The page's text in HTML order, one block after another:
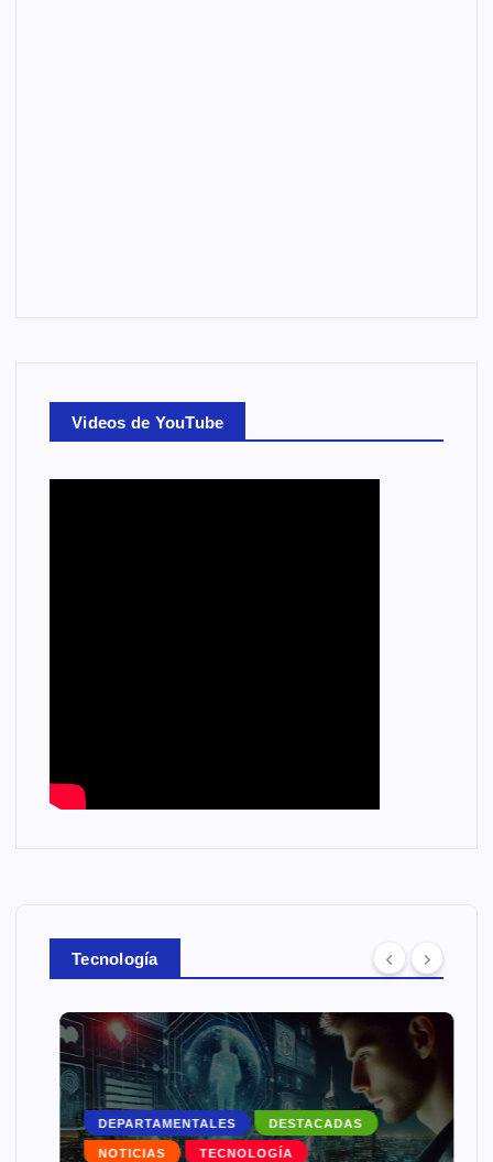
Videos de YouTube
Tecnología
DEPARTAMENTALES DESTACADAS
NOTICIAS TECNOLOGÍA